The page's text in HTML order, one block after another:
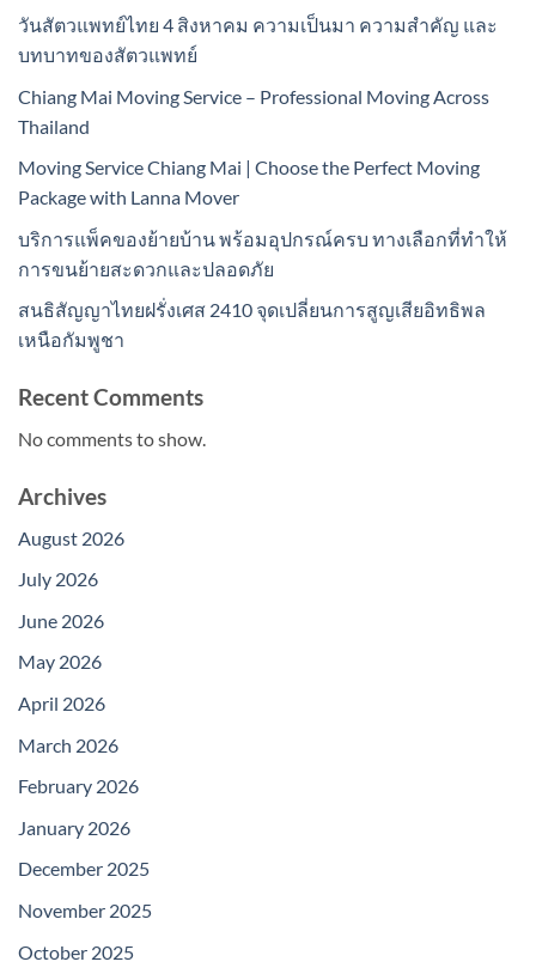
วันสัตวแพทย์ไทย 4 สิงหาคม ความเป็นมา ความสำคัญ และ
บทบาทของสัตวแพทย์
Chiang Mai Moving Service – Professional Moving Across
Thailand
Moving Service Chiang Mai | Choose the Perfect Moving
Package with Lanna Mover
บริการแพ็คของย้ายบ้าน พร้อมอุปกรณ์ครบ ทางเลือกที่ทำให้
การขนย้ายสะดวกและปลอดภัย
สนธิสัญญาไทยฝรั่งเศส 2410 จุดเปลี่ยนการสูญเสียอิทธิพล
เหนือกัมพูชา
Recent Comments
No comments to show.
Archives
August 2026
July 2026
June 2026
May 2026
April 2026
March 2026
February 2026
January 2026
December 2025
November 2025
October 2025